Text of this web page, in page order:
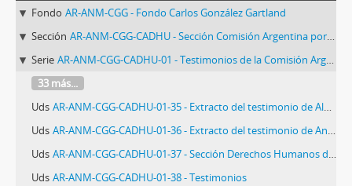
Fondo AR-ANM-CGG - Fondo Carlos González Gartland
Sección AR-ANM-CGG-CADHU - Sección Comisión Argentina por los Derechos Humanos
Serie AR-ANM-CGG-CADHU-01 - Testimonios de la Comisión Argentina de Derechos Humanos
33 más...
Uds AR-ANM-CGG-CADHU-01-35 - Extracto del testimonio de Alberto Eduardo Girondo
Uds AR-ANM-CGG-CADHU-01-36 - Extracto del testimonio de Ana María Marti, María A. Milia de Pirles y Sara Solarz de Osatinsky.
Uds AR-ANM-CGG-CADHU-01-37 - Sección Derechos Humanos de la publicación "Argentina día por día" con testimonio de Lisandro Raúl Cubas
Uds AR-ANM-CGG-CADHU-01-38 - Testimonios